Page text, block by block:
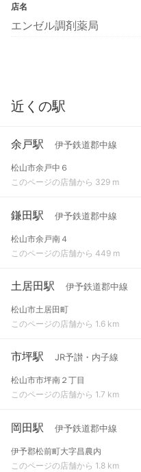
店名
エンゼル調剤薬局
近くの駅
余戸駅 伊予鉄道郡中線
松山市余戸中６
このページの店舗から 329 m
鎌田駅 伊予鉄道郡中線
松山市余戸南４
このページの店舗から 449 m
土居田駅 伊予鉄道郡中線
松山市土居田町
このページの店舗から 1.6 km
市坪駅 JR予讃・内子線
松山市市坪南２丁目
このページの店舗から 1.7 km
岡田駅 伊予鉄道郡中線
伊予郡松前町大字昌農内
このページの店舗から 1.8 km